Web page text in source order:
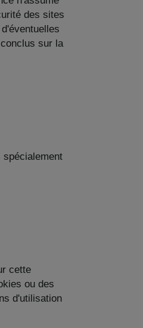
des sites
sur la
spécialement
cette
ou des
d'utilisation